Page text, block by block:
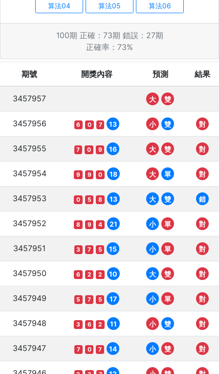
算法04 算法05 算法06
100期 正確： 73期 錯誤： 27期
正確率： 73%
期號 開獎內容 預測 結果
3457957 大 雙
3457956 6 0 7 13 小 雙 對
3457955 7 0 9 16 大 雙 對
3457954 9 9 0 18 大 單 對
3457953 0 5 8 13 大 雙 錯
3457952 8 9 4 21 小 單 對
3457951 3 7 5 15 小 單 對
3457950 6 2 2 10 大 雙 對
3457949 5 7 5 17 小 單 對
3457948 3 6 2 11 小 雙 對
3457947 7 0 7 14 小 雙 對